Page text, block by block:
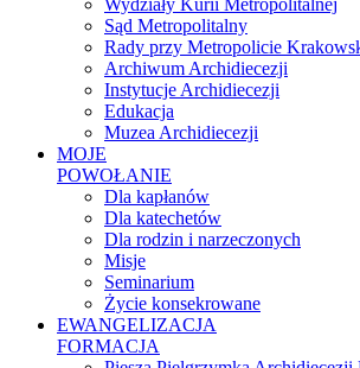
Sąd Metropolitalny
Rady przy Metropolicie
Archiwum Archidiecezji
Instytucje Archidiecezji
Edukacja
Muzea Archidiecezji
MOJE
POWOŁANIE
Dla kapłanów
Dla katechetów
Dla rodzin i narzeczonych
Misje
Seminarium
Życie konsekrowane
EWANGELIZACJA
FORMACJA